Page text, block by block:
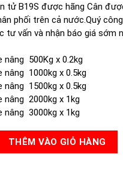
tử B19S được hãng Cân
phối trên cả nước.Quý
tư vấn và nhận báo giá sớm
nâng 500Kg x 0.2kg
nâng 1000kg x 0.5kg
nâng 1500kg x 0.5kg
nâng 2000kg x 1kg
nâng 3000kg x 1kg
B19S số lượng
THÊM VÀO GIỎ HÀNG